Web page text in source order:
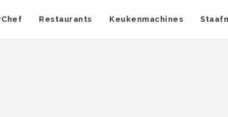
Restaurants Keukenmachines